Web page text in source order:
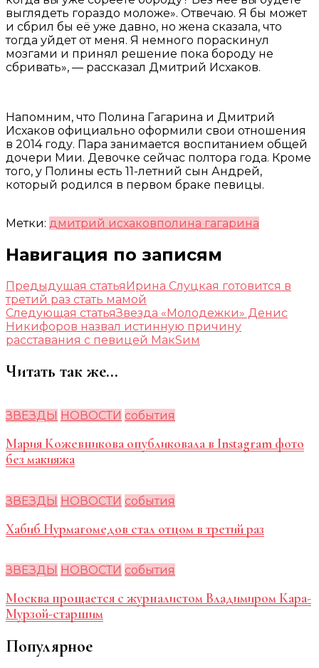
выглядеть гораздо моложе». Отвечаю. Я бы может
и сбрил бы её уже давно, но жена сказала, что
тогда уйдет от меня. Я немного пораскинул
мозгами и принял решение пока бороду не
сбривать», — рассказал Дмитрий Исхаков.
Напомним, что Полина Гагарина и Дмитрий
Исхаков официально оформили свои отношения
в 2014 году. Пара занимается воспитанием общей
дочери Мии. Девочке сейчас полтора года. Кроме
того, у Полины есть 11-летний сын Андрей,
который родился в первом браке певицы.
Метки: дмитрий исхаковполина гагарина
Навигация по записям
Предыдущая статьяИрина Слуцкая готовится в
третий раз стать мамой
Следующая статьяЗвезда «Молодежки» Денис
Никифоров назвал истинную причину
расставания с певицей МакSим
Читать так же...
ЗВЕЗДЫ НОВОСТИ события
Мария Кожевникова опубликовала в Instagram фото
без макияжа
ЗВЕЗДЫ НОВОСТИ события
Хабиб Нурмагомедов стал отцом в третий раз
ЗВЕЗДЫ НОВОСТИ события
Москва прощается с журналистом Владимиром Кара-
Мурзой-старшим
Популярное